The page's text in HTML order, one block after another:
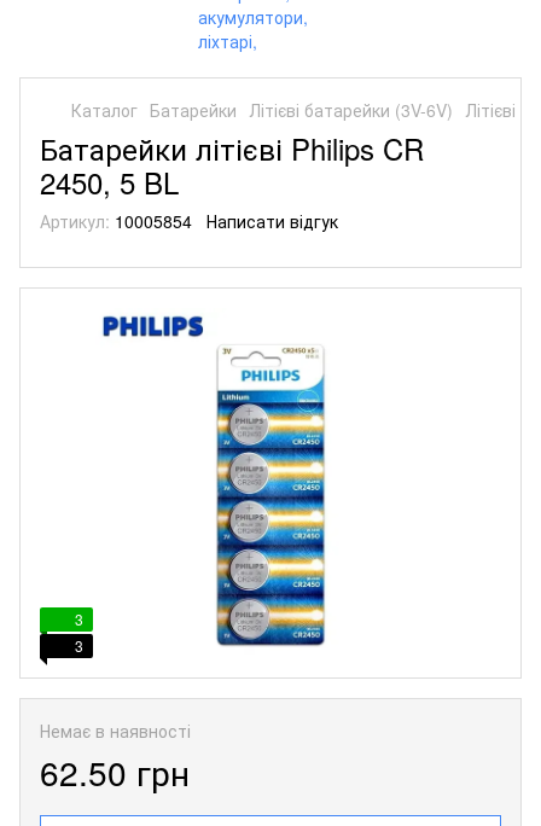
Каталог Батарейки Літієві батарейки (3V-6V) Літієві
Батарейки літієві Philips CR
2450, 5 BL
Артикул: 10005854 Написати відгук
3
3
Немає в наявності
62.50 грн